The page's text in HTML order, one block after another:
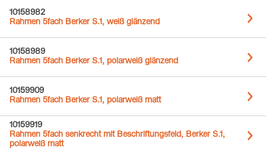
10158982
Rahmen 5fach Berker S.1, weiß glänzend
10158989
Rahmen 5fach Berker S.1, polarweiß glänzend
10159909
Rahmen 5fach Berker S.1, polarweiß matt
10159919
Rahmen 5fach senkrecht mit Beschriftungsfeld, Berker S.1,
polarweiß matt